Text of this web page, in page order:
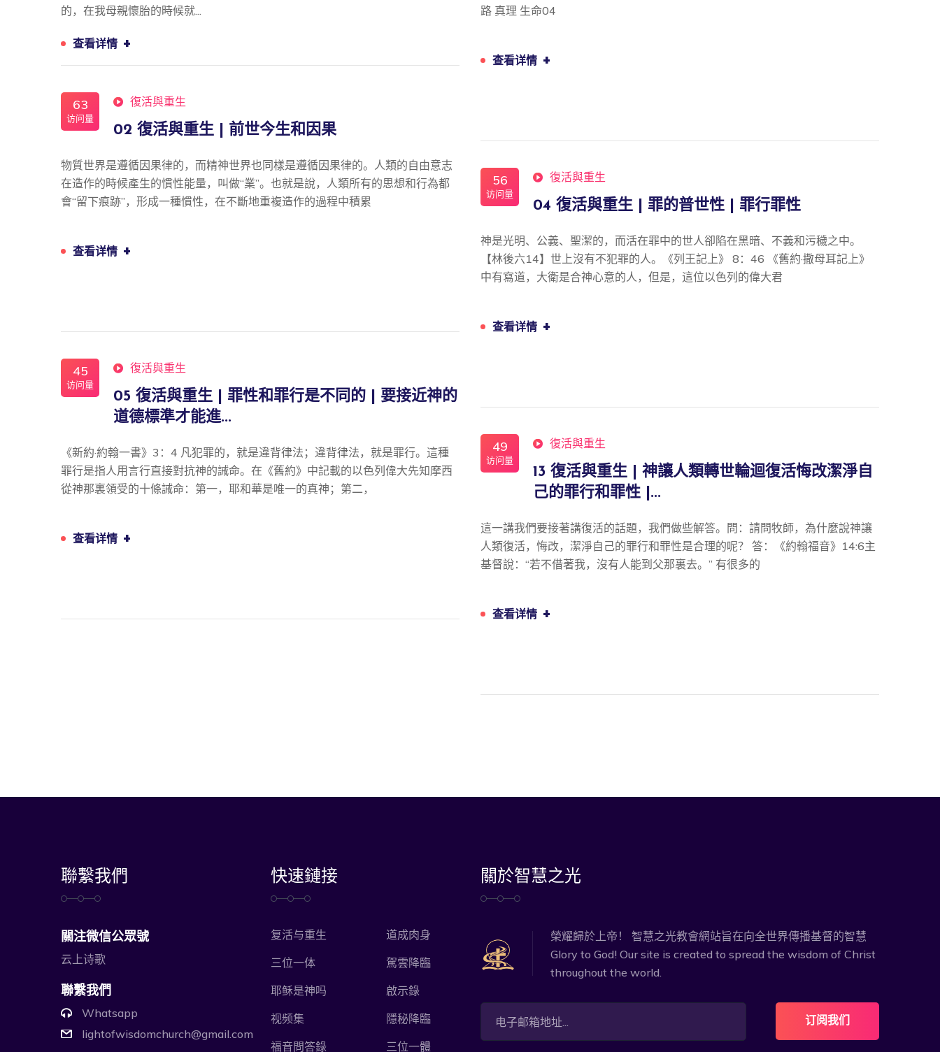
的，在我母親懷胎的時候就...
查看详情 +
路 真理 生命04
查看详情 +
63
访问量
復活與重生
02 復活與重生 | 前世今生和因果
物質世界是遵循因果律的，而精神世界也同樣是遵循因果律的。人類的自由意志
在造作的時候產生的慣性能量，叫做“業”。也就是說，人類所有的思想和行為都
會“留下痕跡”，形成一種慣性，在不斷地重複造作的過程中積累
查看详情 +
56
访问量
復活與重生
04 復活與重生 | 罪的普世性 | 罪行罪性
神是光明、公義、聖潔的，而活在罪中的世人卻陷在黑暗、不義和污穢之中。
【林後六14】世上沒有不犯罪的人。《列王記上》 8：46 《舊約·撒母耳記上》
中有寫道，大衛是合神心意的人，但是，這位以色列的偉大君
查看详情 +
45
访问量
復活與重生
05 復活與重生 | 罪性和罪行是不同的 | 要接近神的
道德標準才能進...
《新約·約翰一書》3：4 凡犯罪的，就是違背律法；違背律法，就是罪行。這種
罪行是指人用言行直接對抗神的誡命。在《舊約》中記載的以色列偉大先知摩西
從神那裏領受的十條誡命：第一，耶和華是唯一的真神；第二，
查看详情 +
49
访问量
復活與重生
13 復活與重生 | 神讓人類轉世輪迴復活悔改潔淨自
己的罪行和罪性 |...
這一講我們要接著講復活的話題，我們做些解答。問：請問牧師，為什麼說神讓
人類復活，悔改，潔淨自己的罪行和罪性是合理的呢？ 答：《約翰福音》14:6主
基督說：“若不借著我，沒有人能到父那裏去。” 有很多的
查看详情 +
聯繫我們
關注微信公眾號
云上诗歌
聯繫我們
Whatsapp
lightofwisdomchurch@gmail.com
快速鏈接
复活与重生
三位一体
耶稣是神吗
视频集
福音問答錄
道成肉身
駕雲降臨
啟示錄
隱秘降臨
三位一體
關於智慧之光
榮耀歸於上帝！ 智慧之光教會網站旨在向全世界傳播基督的智慧
Glory to God! Our site is created to spread the wisdom of Christ
throughout the world.
订阅我们